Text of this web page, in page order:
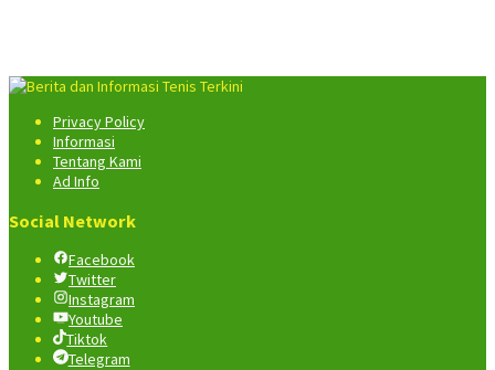
Privacy Policy
Informasi
Tentang Kami
Ad Info
Social Network
Facebook
Twitter
Instagram
Youtube
Tiktok
Telegram